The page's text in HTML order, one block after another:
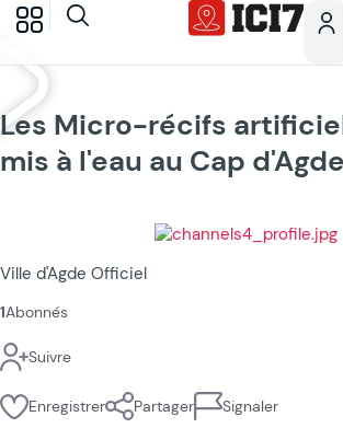
Les Micro-récifs
mis à l'eau au Cap d'Agde
Ville d'Agde Officiel
1Abonnés
Suivre
Enregistrer Partager Signaler